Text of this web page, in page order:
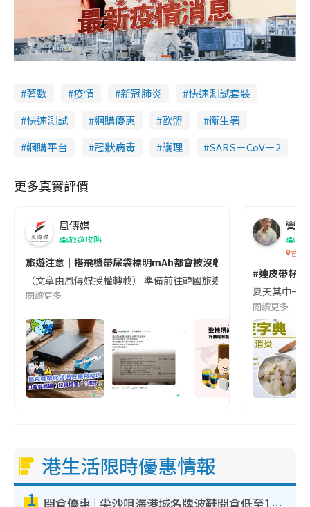
著數 疫情 新冠肺炎
快速測試套裝
快速測試
網購優惠 歐盟
衞生署
網購平台
冠狀病毒 護理 SARS－CoV－2
更多真實評價
風傳媒
旅遊攻略
旅遊注意｜搭飛機帶尿袋標明mAh都會被沒收😱出發前切記檢查
（文章由風傳媒授權轉載） 準備前往韓國旅遊的民眾，近期要
閱讀更多
營養
香港
#連皮帶籽
夏天其中一
閱讀更多
港生活限時優惠情報
1